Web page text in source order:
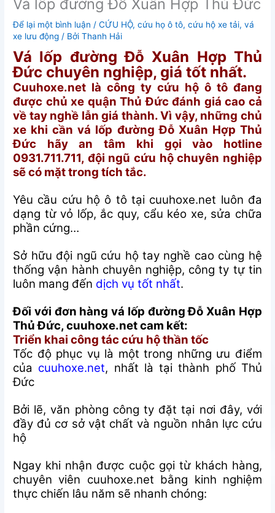
Vá lốp đường Đỗ Xuân Hợp Thủ Đức
Để lại một bình luận /CỨU HỘ,cứu họ ô tô,cứu hộ xe tải,vá
xe lưu động / BởiThanh Hải
Vá lốp đường Đỗ Xuân Hợp Thủ
Đức chuyên nghiệp, giá tốt nhất.
Cuuhoxe.net là công ty cứu hộ ô tô đang
được chủ xe quận Thủ Đức đánh giá cao cả
về tay nghề lẫn giá thành. Vì vậy, những chủ
xe khi cần vá lốp đường Đỗ Xuân Hợp Thủ
Đức hãy an tâm khi gọi vào hotline
0931.711.711, đội ngũ cứu hộ chuyên nghiệp
sẽ có mặt trong tích tắc.
Yêu cầu cứu hộ ô tô tại cuuhoxe.net luôn đa
dạng từ vỏ lốp, ắc quy, cẩu kéo xe, sửa chữa
phần cứng…
Sở hữu đội ngũ cứu hộ tay nghề cao cùng hệ
thống vận hành chuyên nghiệp, công ty tự tin
luôn mang đến dịch vụ tốt nhất.
Đối với đơn hàng vá lốp đường Đỗ Xuân Hợp
Thủ Đức, cuuhoxe.net cam kết:
Triển khai công tác cứu hộ thần tốc
Tốc độ phục vụ là một trong những ưu điểm
của cuuhoxe.net, nhất là tại thành phố Thủ
Đức
Bởi lẽ, văn phòng công ty đặt tại nơi đây, với
đầy đủ cơ sở vật chất và nguồn nhân lực cứu
hộ
Ngay khi nhận được cuộc gọi từ khách hàng,
chuyên viên cuuhoxe.net bằng kinh nghiệm
thực chiến lâu năm sẽ nhanh chóng: